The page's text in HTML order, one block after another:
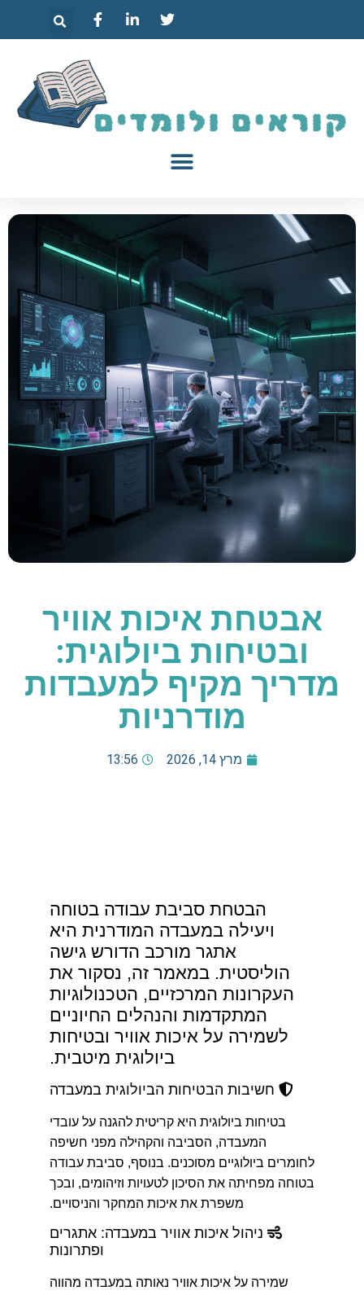
אבטחת איכות אוויר
ובטיחות ביולוגית:
מדריך מקיף למעבדות
מודרניות
מרץ 14, 2026 13:56
הבטחת סביבת עבודה בטוחה
ויעילה במעבדה המודרנית היא
אתגר מורכב הדורש גישה
הוליסטית. במאמר זה, נסקור את
העקרונות המרכזיים, הטכנולוגיות
המתקדמות והנהלים החיוניים
לשמירה על איכות אוויר ובטיחות
ביולוגית מיטבית.
חשיבות הבטיחות הביולוגית במעבדה
בטיחות ביולוגית היא קריטית להגנה על עובדי
המעבדה, הסביבה והקהילה מפני חשיפה
לחומרים ביולוגיים מסוכנים. בנוסף, סביבת עבודה
בטוחה מפחיתה את הסיכון לטעויות וזיהומים, ובכך
משפרת את איכות המחקר והניסויים.
ניהול איכות אוויר במעבדה: אתגרים
ופתרונות
שמירה על איכות אוויר נאותה במעבדה מהווה